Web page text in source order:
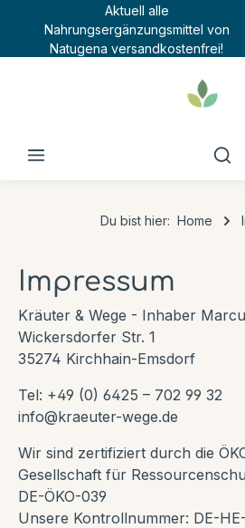
Aktuell alle
Nahrungsergänzungsmittel von
Natugena versandkostenfrei!
Du bist hier: Home
Impressum
Kräuter & Wege - Inhaber
Wickersdorfer Str. 1
35274 Kirchhain-Emsdorf
Tel: +49 (0) 6425 – 702 99 32
info@kraeuter-wege.de
Wir sind zertifiziert durch die
Gesellschaft für
DE-ÖKO-039
Unsere Kontrollnummer: DE-